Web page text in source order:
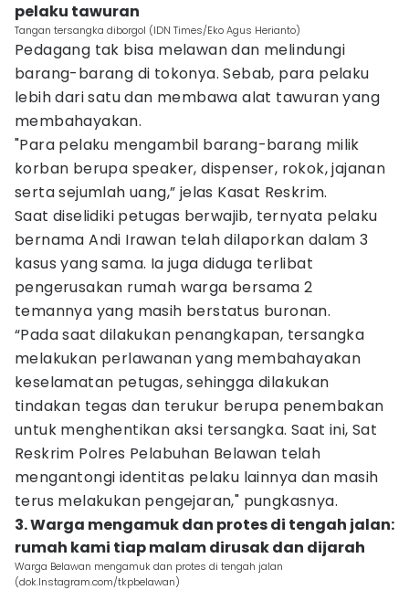
pelaku tawuran
Tangan tersangka diborgol (IDN Times/Eko Agus Herianto)
Pedagang tak bisa melawan dan melindungi
barang-barang di tokonya. Sebab, para pelaku
lebih dari satu dan membawa alat tawuran yang
membahayakan.
"Para pelaku mengambil barang-barang milik
korban berupa speaker, dispenser, rokok, jajanan
serta sejumlah uang,” jelas Kasat Reskrim.
Saat diselidiki petugas berwajib, ternyata pelaku
bernama Andi Irawan telah dilaporkan dalam 3
kasus yang sama. Ia juga diduga terlibat
pengerusakan rumah warga bersama 2
temannya yang masih berstatus buronan.
“Pada saat dilakukan penangkapan, tersangka
melakukan perlawanan yang membahayakan
keselamatan petugas, sehingga dilakukan
tindakan tegas dan terukur berupa penembakan
untuk menghentikan aksi tersangka. Saat ini, Sat
Reskrim Polres Pelabuhan Belawan telah
mengantongi identitas pelaku lainnya dan masih
terus melakukan pengejaran," pungkasnya.
3. Warga mengamuk dan protes di tengah jalan:
rumah kami tiap malam dirusak dan dijarah
Warga Belawan mengamuk dan protes di tengah jalan
(dok.Instagram.com/tkpbelawan)